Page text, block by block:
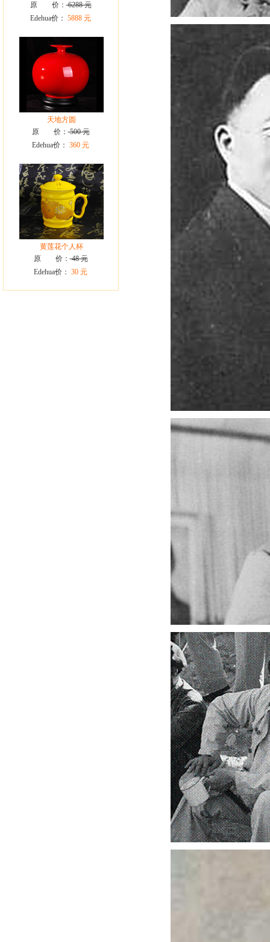
原 价：6288 元
Edehua价： 5888 元
天地方圆
原 价：500 元
Edehua价： 360 元
黄莲花个人杯
原 价：48 元
Edehua价： 30 元